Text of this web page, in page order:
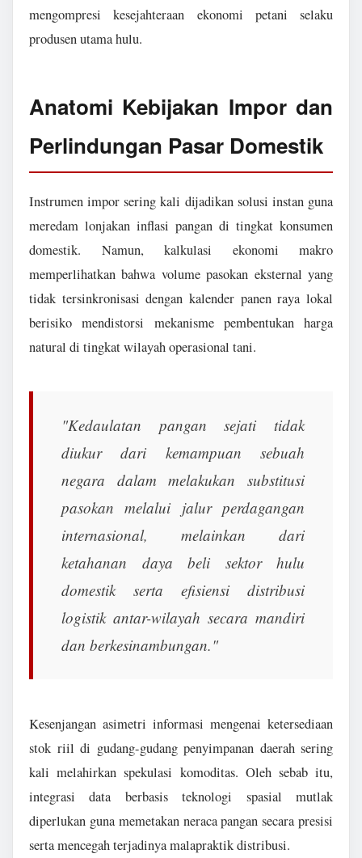
mengompresi kesejahteraan ekonomi petani selaku
produsen utama hulu.
Anatomi Kebijakan Impor dan
Perlindungan Pasar Domestik
Instrumen impor sering kali dijadikan solusi instan guna
meredam lonjakan inflasi pangan di tingkat konsumen
domestik. Namun, kalkulasi ekonomi makro
memperlihatkan bahwa volume pasokan eksternal yang
tidak tersinkronisasi dengan kalender panen raya lokal
berisiko mendistorsi mekanisme pembentukan harga
natural di tingkat wilayah operasional tani.
"Kedaulatan pangan sejati tidak
diukur dari kemampuan sebuah
negara dalam melakukan substitusi
pasokan melalui jalur perdagangan
internasional, melainkan dari
ketahanan daya beli sektor hulu
domestik serta efisiensi distribusi
logistik antar-wilayah secara mandiri
dan berkesinambungan."
Kesenjangan asimetri informasi mengenai ketersediaan
stok riil di gudang-gudang penyimpanan daerah sering
kali melahirkan spekulasi komoditas. Oleh sebab itu,
integrasi data berbasis teknologi spasial mutlak
diperlukan guna memetakan neraca pangan secara presisi
serta mencegah terjadinya malapraktik distribusi.